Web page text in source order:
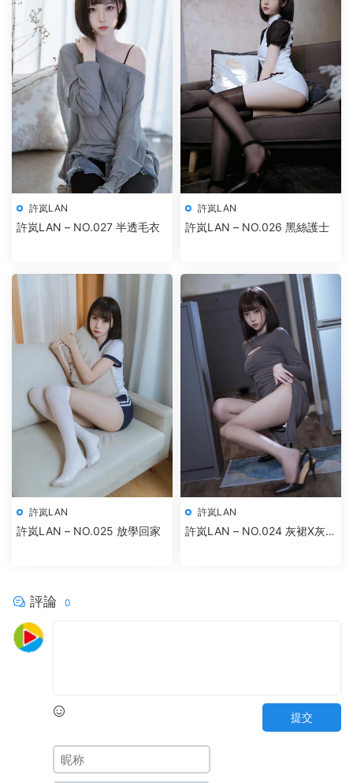
許岚LAN
許岚LAN – NO.027 半透毛衣
許岚LAN
許岚LAN – NO.026 黑絲護士
許岚LAN
許岚LAN – NO.025 放學回家
許岚LAN
許岚LAN – NO.024 灰裙X灰絲
評論 0
提交